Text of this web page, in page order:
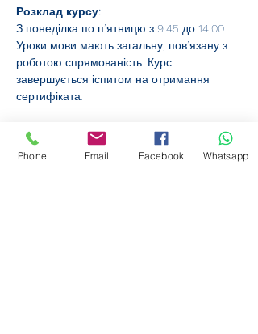
Розклад курсу:
З понеділка по п’ятницю з 9:45 до 14:00.
Уроки мови мають загальну, пов’язану з
роботою спрямованість. Курс
завершується іспитом на отримання
сертифіката.
Фінансова підтримка:
Курси фінансуються за рахунок коштів
федерального бюджету. Участь
Phone Email Facebook Whatsapp